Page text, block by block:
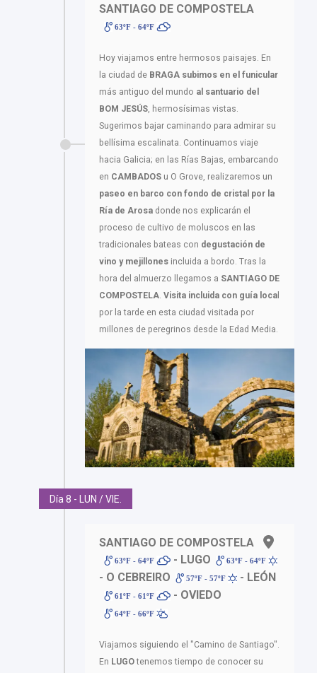
SANTIAGO DE COMPOSTELA
63ºF - 64ºF
Hoy viajamos entre hermosos paisajes. En
la ciudad de BRAGA subimos en el funicular
más antiguo del mundo al santuario del
BOM JESÚS, hermosísimas vistas.
Sugerimos bajar caminando para admirar su
bellísima escalinata. Continuamos viaje
hacia Galicia; en las Rías Bajas, embarcando
en CAMBADOS u O Grove, realizaremos un
paseo en barco con fondo de cristal por la
Ría de Arosa donde nos explicarán el
proceso de cultivo de moluscos en las
tradicionales bateas con degustación de
vino y mejillones incluida a bordo. Tras la
hora del almuerzo llegamos a SANTIAGO DE
COMPOSTELA. Visita incluida con guía loca
por la tarde en esta ciudad visitada por
millones de peregrinos desde la Edad Media.
Día 8 - LUN / VIE.
SANTIAGO DE COMPOSTELA
63ºF - 64ºF - LUGO 63ºF - 64ºF
- O CEBREIRO 57ºF - 57ºF - LEÓN
61ºF - 61ºF - OVIEDO
64ºF - 66ºF
Viajamos siguiendo el "Camino de Santiago".
En LUGOtenemos tiempo de conocer su